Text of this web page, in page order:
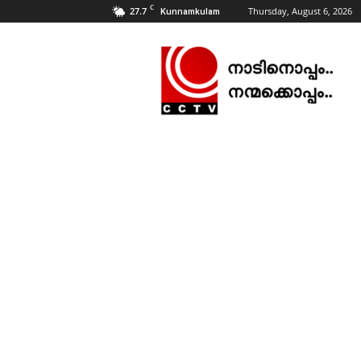
27.7 C Kunnamkulam Thursday, August 6, 2026
NEWS
|
KUNNAMKULAM